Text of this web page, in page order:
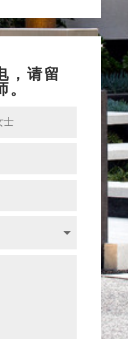
，请留